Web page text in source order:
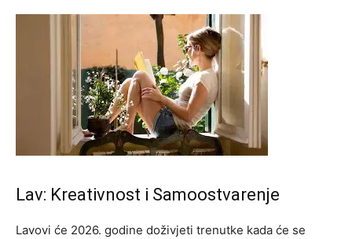
Lav: Kreativnost i Samoostvarenje
Lavovi će 2026. godine doživjeti trenutke kada će se